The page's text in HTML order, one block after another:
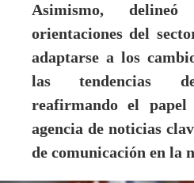
Asimismo,
orientaciones del
adaptarse a los
las tendencias
reafirmando el
agencia de noticias
de comunicación en la